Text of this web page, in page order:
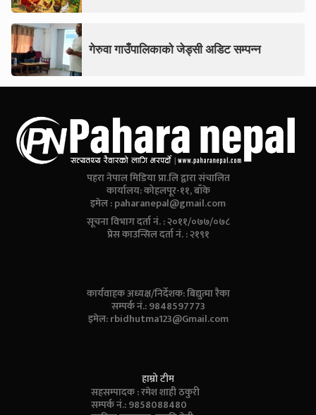
गेरुवा गाउँपालिकाको जेड्सी अडिट सम्पन्न
पहरा नेपाल मिडिया प्रा.लि द्वारा संचालित
कार्यालय: कोहलपूर-११, बाँके
इमेल :paharanepal@gmail.com
सूचना विभाग दर्ता नं. : २०११/०७७/०७८
प्रेस काउन्सिल दर्ता नं. : २१९१
कार्यवाहक अध्यक्ष/निर्देशक: बिद्युत्मा रैका
सम्पर्क नं.: 9848597773
इमेल:rbidhutma123@Gmail.com
हाम्रो टीम
सहसम्पादक : रमेश शाही ठकुरी
सम्पर्क नं.: 9858088480